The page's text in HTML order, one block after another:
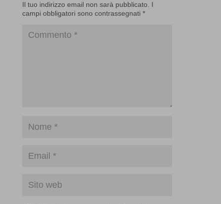
Il tuo indirizzo email non sarà pubblicato. I
campi obbligatori sono contrassegnati *